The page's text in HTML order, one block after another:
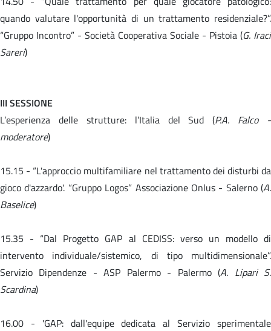
quando valutare l'opportunità di un trattamento residenziale?”.
“Gruppo Incontro” - Società Cooperativa Sociale - Pistoia (G. Iraci
Sareri)
III SESSIONE
L’esperienza delle strutture: l’Italia del Sud (P.A. Falco -
moderatore)
15.15 - “L'approccio multifamiliare nel trattamento dei disturbi da
gioco d'azzardo'. “Gruppo Logos” Associazione Onlus - Salerno (A.
Baselice)
15.35 - “Dal Progetto GAP al CEDISS: verso un modello di
intervento individuale/sistemico, di tipo multidimensionale”.
Servizio Dipendenze - ASP Palermo - Palermo (A. Lipari S.
Scardina)
16.00 - 'GAP: dall'equipe dedicata al Servizio sperimentale